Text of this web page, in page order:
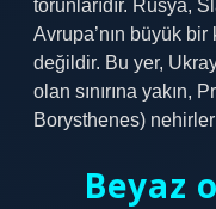
torunlarıdır. Rusya,
Avrupa’nın büyük bir
değildir. Bu yer,
olan sınırına yakın,
Borysthenes)
Beyaz